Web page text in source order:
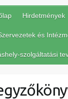
Hirdetmények
és
szolgáltatási